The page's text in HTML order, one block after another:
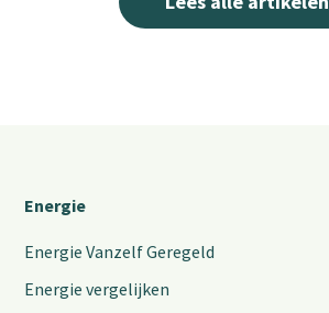
Energie
Energie Vanzelf Geregeld
Energie vergelijken